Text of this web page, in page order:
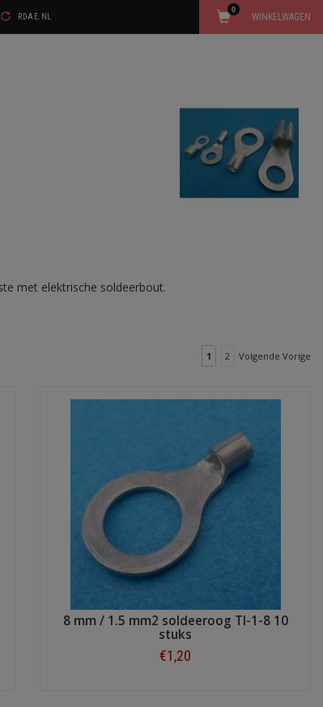
RDAE.NL WINKELWAGEN
0
met elektrische soldeerbout.
1 2 Volgende Vorige
8 mm / 1.5 mm2 soldeeroog TI-1-8 10
stuks
€1,20